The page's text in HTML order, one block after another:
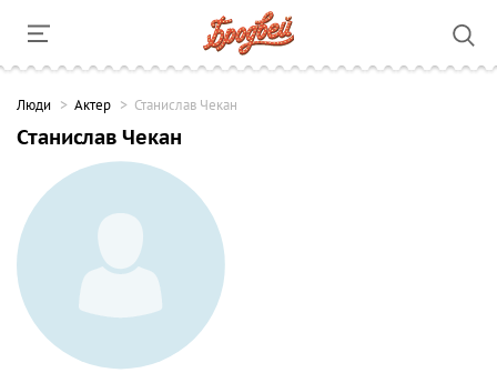
Люди Актер Станислав Чекан
Станислав Чекан